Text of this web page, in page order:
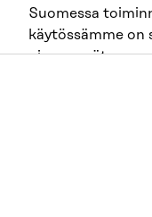
Suomessa
käytössämme
pienemmät
harvempien
mahdollistaa
suunnitelmien
Jos datan
täysimittaisesti